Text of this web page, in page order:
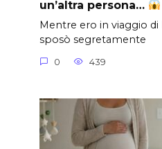
un’altra persona…
Mentre ero in viaggio
sposò segretamente
0 439